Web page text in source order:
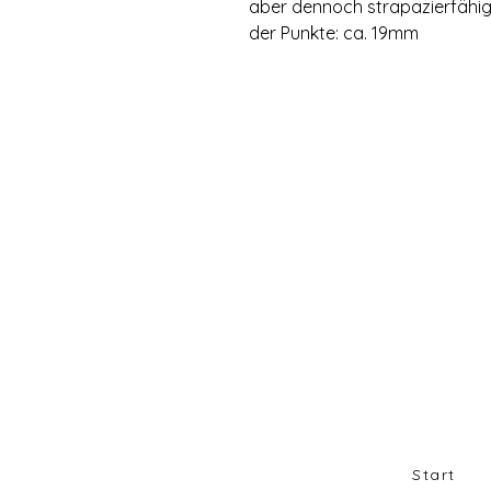
aber dennoch
der Punkte: ca. 19mm
Start